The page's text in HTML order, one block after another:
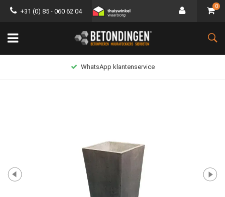
+31 (0) 85 - 060 62 04
0
WhatsApp klantenservice